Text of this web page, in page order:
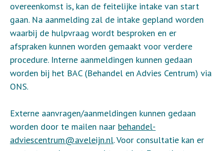
overeenkomst is, kan de feitelijke intake van start
gaan. Na aanmelding zal de intake gepland worden
waarbij de hulpvraag wordt besproken en er
afspraken kunnen worden gemaakt voor verdere
procedure. Interne aanmeldingen kunnen gedaan
worden bij het BAC (Behandel en Advies Centrum) via
ONS.
Externe aanvragen/aanmeldingen kunnen gedaan
worden door te mailen naar behandel-
adviescentrum@aveleijn.nl. Voor consultatie kan er